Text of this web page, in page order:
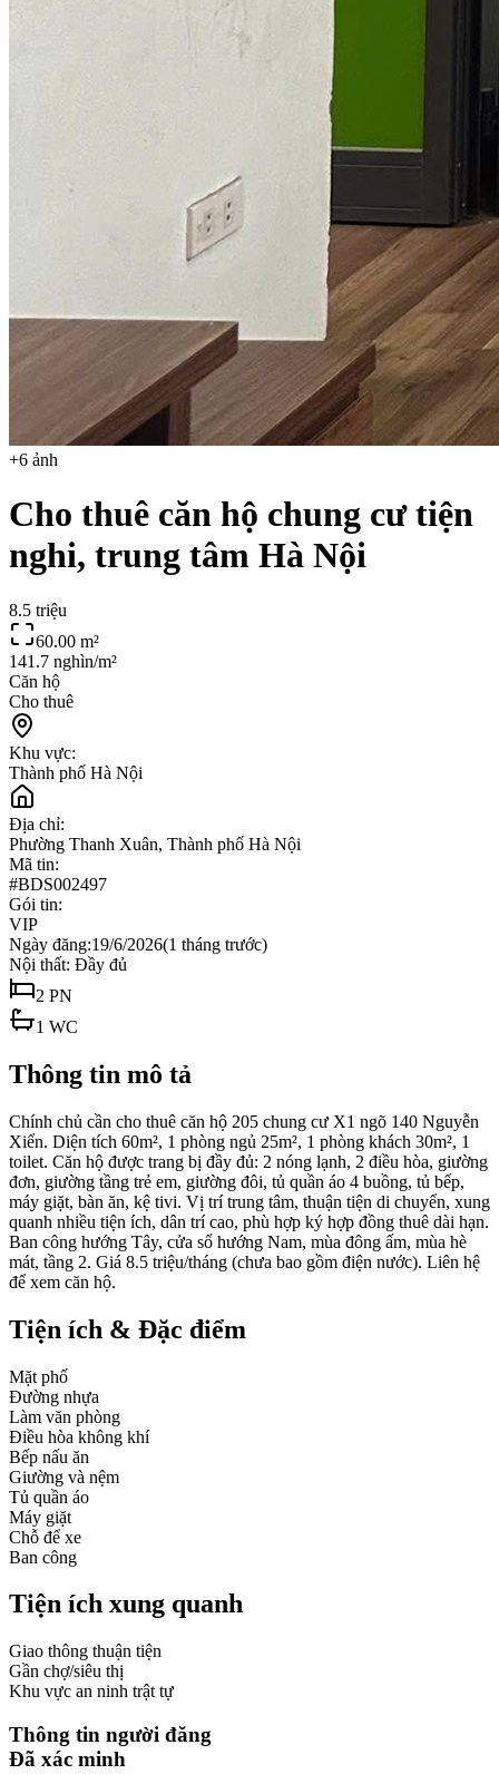
+6 ảnh
Cho thuê căn hộ chung cư tiện
nghi, trung tâm Hà Nội
8.5 triệu
60.00 m²
141.7 nghìn/m²
Căn hộ
Cho thuê
Khu vực:
Thành phố Hà Nội
Địa chỉ:
Phường Thanh Xuân, Thành phố Hà Nội
Mã tin:
#BDS002497
Gói tin:
VIP
Ngày đăng:19/6/2026(1 tháng trước)
Nội thất: Đầy đủ
2 PN
1 WC
Thông tin mô tả
Chính chủ cần cho thuê căn hộ 205 chung cư X1 ngõ 140 Nguyễn
Xiển. Diện tích 60m², 1 phòng ngủ 25m², 1 phòng khách 30m², 1
toilet. Căn hộ được trang bị đầy đủ: 2 nóng lạnh, 2 điều hòa, giường
đơn, giường tầng trẻ em, giường đôi, tủ quần áo 4 buồng, tủ bếp,
máy giặt, bàn ăn, kệ tivi. Vị trí trung tâm, thuận tiện di chuyển, xung
quanh nhiều tiện ích, dân trí cao, phù hợp ký hợp đồng thuê dài hạn.
Ban công hướng Tây, cửa sổ hướng Nam, mùa đông ấm, mùa hè
mát, tầng 2. Giá 8.5 triệu/tháng (chưa bao gồm điện nước). Liên hệ
để xem căn hộ.
Tiện ích & Đặc điểm
Mặt phố
Đường nhựa
Làm văn phòng
Điều hòa không khí
Bếp nấu ăn
Giường và nệm
Tủ quần áo
Máy giặt
Chỗ để xe
Ban công
Tiện ích xung quanh
Giao thông thuận tiện
Gần chợ/siêu thị
Khu vực an ninh trật tự
Thông tin người đăng
Đã xác minh